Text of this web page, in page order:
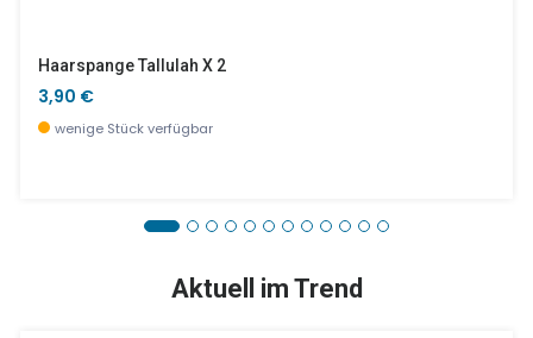
Haarspange Tallulah X 2
3,90 €
wenige Stück verfügbar
Aktuell im Trend